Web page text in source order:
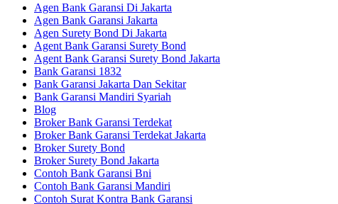
Agen Bank Garansi Di Jakarta
Agen Bank Garansi Jakarta
Agen Surety Bond Di Jakarta
Agent Bank Garansi Surety Bond
Agent Bank Garansi Surety Bond Jakarta
Bank Garansi 1832
Bank Garansi Jakarta Dan Sekitar
Bank Garansi Mandiri Syariah
Blog
Broker Bank Garansi Terdekat
Broker Bank Garansi Terdekat Jakarta
Broker Surety Bond
Broker Surety Bond Jakarta
Contoh Bank Garansi Bni
Contoh Bank Garansi Mandiri
Contoh Surat Kontra Bank Garansi